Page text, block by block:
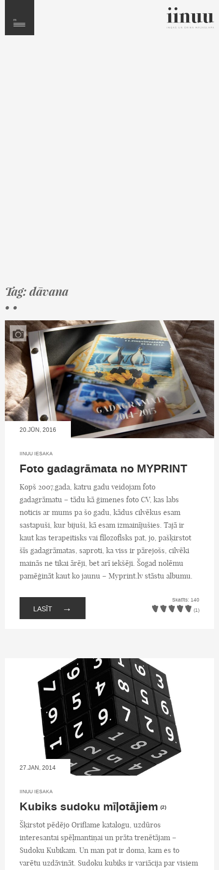
Tag: dāvana
• •
20.JŪN, 2016
IINUU IESAKA
Foto gadagrāmata no MYPRINT
Kopš 2007.gada, katru gadu veidojam foto
gadagrāmatu – tādu kā ģimenes foto CV, kas labs
noticis ar mums pa šo gadu, kādus cilvēkus esam
sastapuši, kur bijuši, kā esam izmainījušies. Tajā ir
kaut kas terapeitisks vai filozofisks pat, jo, pašķirstot
šīs gadagrāmatas, saproti, ka viss ir pārejošs, cilvēki
mainās ne tikai ārēji, bet arī iekšēji. Šogad nolēmu
pamēģināt kaut ko jaunu – Myprint.lv stāstu albumu.
LASĪT →
Skatīts: 140
(1)
27.JAN, 2014
IINUU IESAKA
Kubiks sudoku mīļotājiem (2)
Šķirstot pēdējo Oriflame katalogu, uzdūros
interesantai spēļmantiņai un prāta trenētājam –
Sudoku Kubikam. Un man pat ir doma, kam es to
varētu uzdāvināt. Sudoku kubiks ir variācija par visiem